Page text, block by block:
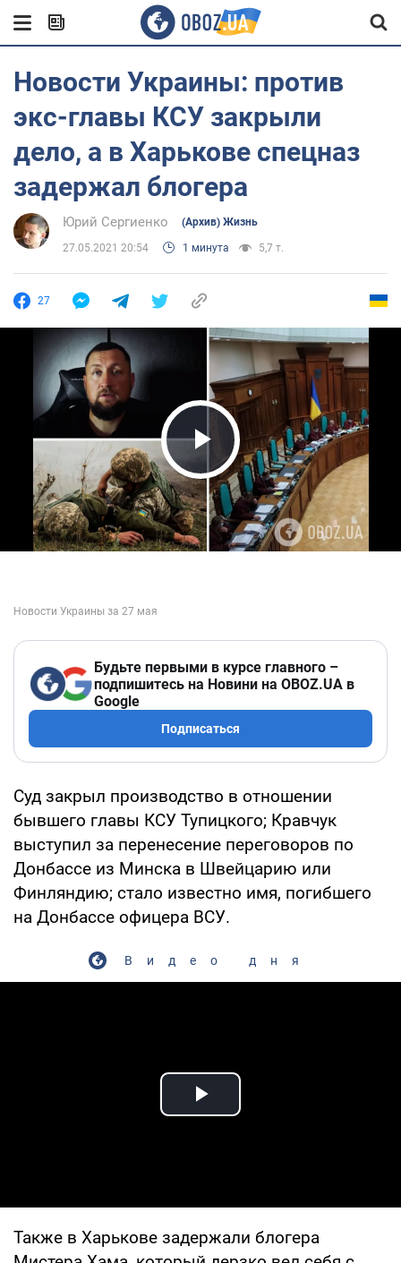
Новости Украины: против
экс-главы КСУ закрыли
дело, а в Харькове спецназ
задержал блогера
Юрий Сергиенко (Архив) Жизнь
27.05.2021 20:54 1 минута 5,7 т.
27
Play Video
Будьте первыми в курсе главного –
подпишитесь на Новини на OBOZ.UA в
Google
Подписаться
Суд закрыл производство в отношении
бывшего главы КСУ Тупицкого; Кравчук
выступил за перенесение переговоров по
Донбассе из Минска в Швейцарию или
Финляндию; стало известно имя, погибшего
на Донбассе офицера ВСУ.
Видео дня
Play Video
Также в Харькове задержали блогера